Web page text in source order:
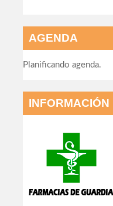
AGENDA
Planificando agenda.
INFORMACIÓN